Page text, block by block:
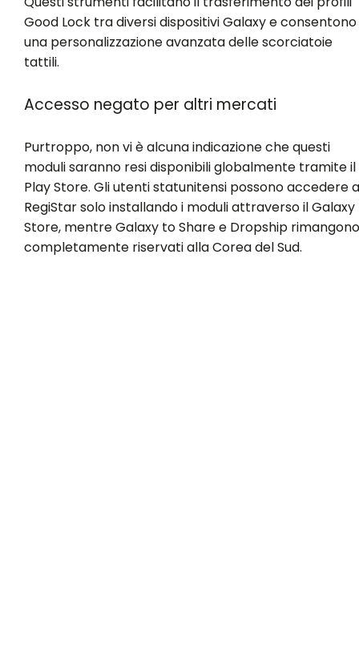
Good Lock tra diversi dispositivi Galaxy e consentono
una personalizzazione avanzata delle scorciatoie
tattili.
Accesso negato per altri mercati
Purtroppo, non vi è alcuna indicazione che questi
moduli saranno resi disponibili globalmente tramite il
Play Store. Gli utenti statunitensi possono accedere a
RegiStar solo installando i moduli attraverso il Galaxy
Store, mentre Galaxy to Share e Dropship rimangono
completamente riservati alla Corea del Sud.